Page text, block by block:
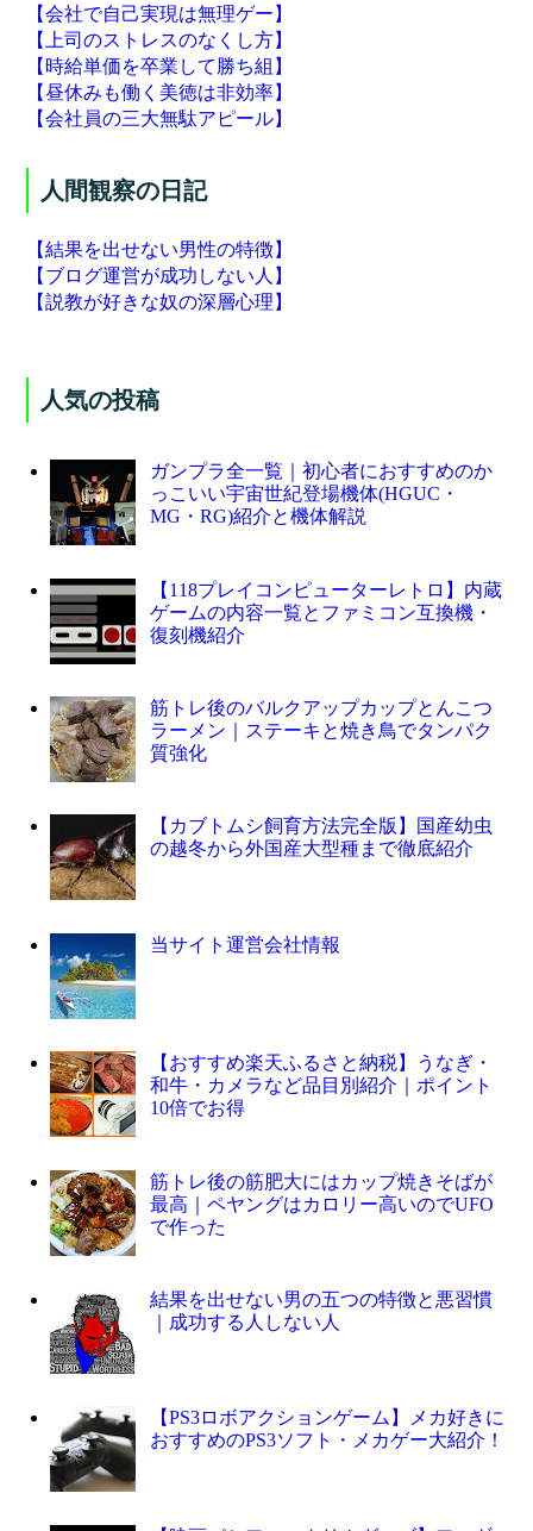
【会社で自己実現は無理ゲー】
【上司のストレスのなくし方】
【時給単価を卒業して勝ち組】
【昼休みも働く美徳は非効率】
【会社員の三大無駄アピール】
人間観察の日記
【結果を出せない男性の特徴】
【ブログ運営が成功しない人】
【説教が好きな奴の深層心理】
人気の投稿
ガンプラ全一覧｜初心者におすすめのか
っこいい宇宙世紀登場機体(HGUC・
MG・RG)紹介と機体解説
【118プレイコンピューターレトロ】内蔵
ゲームの内容一覧とファミコン互換機・
復刻機紹介
筋トレ後のバルクアップカップとんこつ
ラーメン｜ステーキと焼き鳥でタンパク
質強化
【カブトムシ飼育方法完全版】国産幼虫
の越冬から外国産大型種まで徹底紹介
当サイト運営会社情報
【おすすめ楽天ふるさと納税】うなぎ・
和牛・カメラなど品目別紹介｜ポイント
10倍でお得
筋トレ後の筋肥大にはカップ焼きそばが
最高｜ペヤングはカロリー高いのでUFO
で作った
結果を出せない男の五つの特徴と悪習慣
｜成功する人しない人
【PS3ロボアクションゲーム】メカ好きに
おすすめのPS3ソフト・メカゲー大紹介！